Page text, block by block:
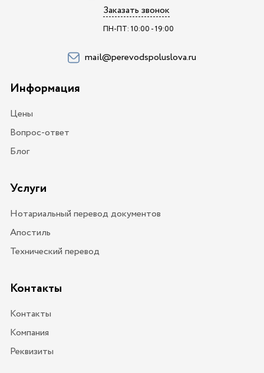
Заказать звонок
ПН-ПТ: 10:00 - 19:00
mail@perevodspoluslova.ru
Информация
Цены
Вопрос-ответ
Блог
Услуги
Нотариальный перевод документов
Апостиль
Технический перевод
Контакты
Контакты
Компания
Реквизиты